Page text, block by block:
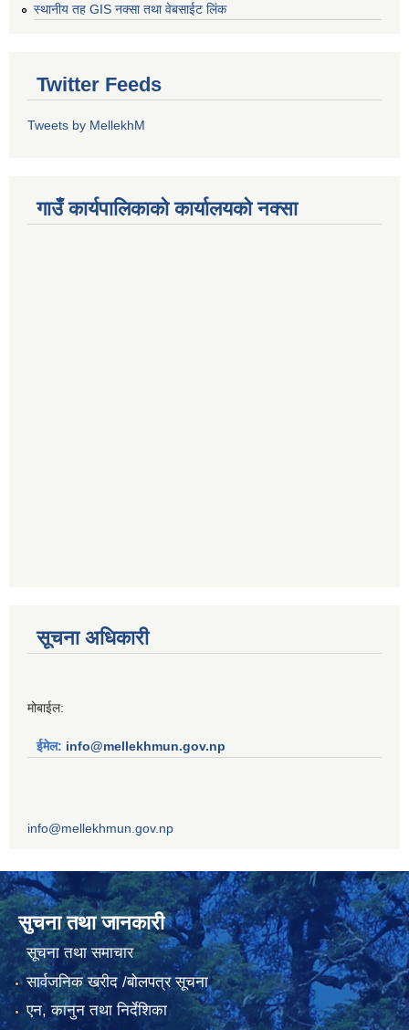
स्थानीय तह GIS नक्सा तथा वेबसाईट लिंक
Twitter Feeds
Tweets by MellekhM
गाउँ कार्यपालिकाको कार्यालयको नक्सा
सूचना अधिकारी
मोबाईल:
ईमेल: info@mellekhmun.gov.np
info@mellekhmun.gov.np
सुचना तथा जानकारी
सूचना तथा समाचार
सार्वजनिक खरीद /बोलपत्र सूचना
एन, कानुन तथा निर्देशिका